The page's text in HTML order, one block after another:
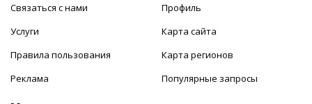
Связаться с нами
Услуги
Правила пользования
Реклама
Профиль
Карта сайта
Карта регионов
Популярные запросы